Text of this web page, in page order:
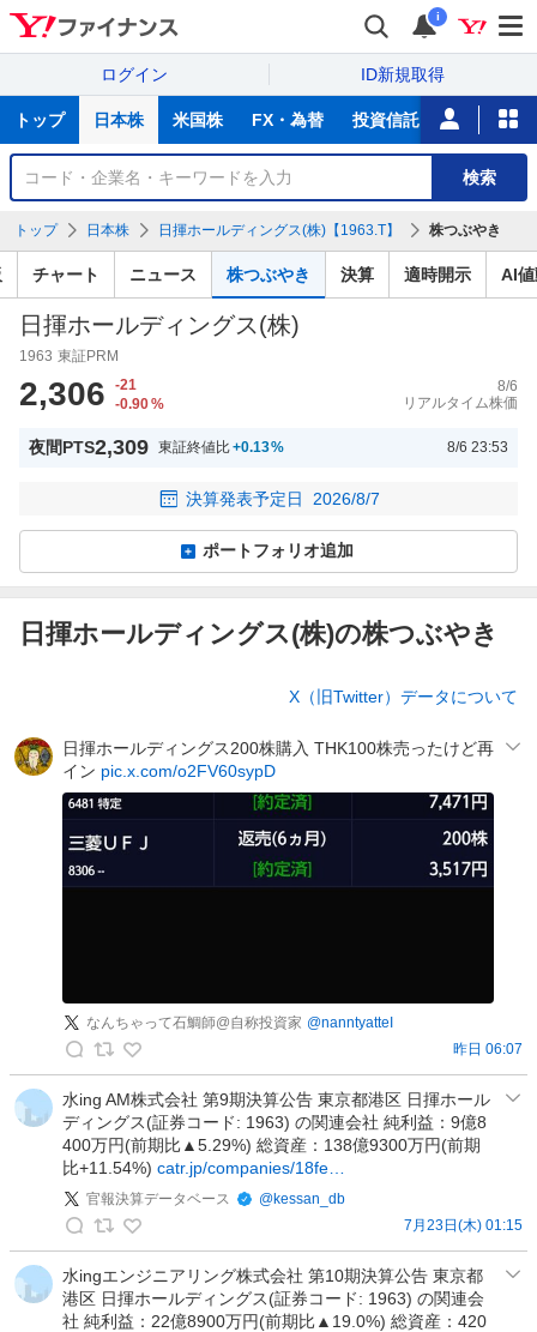
i
ログイン ID新規取得
サ
トップ 日本株 米国株 FX・為替 投資信託 ニュース
銘
検
検索
トップ 日本株 日揮ホールディングス(株)【1963.T】 株つぶやき
チャート ニュース 株つぶやき 決算 適時開示 AI
日揮ホールディングス(株)
1963 東証PRM
2,306
-21
-0.90%
8/6
リアルタイム株価
夜間PTS2,309 東証終値比+0.13% 8/6 23:53
決算発表予定日 2026/8/7
ポートフォリオ追加
日揮ホールディングス(株)の株つぶやき
や
X（旧Twitter）データについて
な
ん
ち
鯛
師
@
日揮ホールディングス200株購入 THK100株売ったけど再
イン pic.x.com/o2FV60sypD
なんちゃって石鯛師@自称投資家 @nanntyatteI
昨日 06:07
官
報
決
水ing AM株式会社 第9期決算公告 東京都港区 日揮ホール
ディングス(証券コード: 1963) の関連会社 純利益：9億8
400万円(前期比▲5.29%) 総資産：138億9300万円(前期
比+11.54%) catr.jp/companies/18fe…
官報決算データベース @kessan_db
7月23日(木) 01:15
水ingエンジニアリング株式会社 第10期決算公告 東京都
港区 日揮ホールディングス(証券コード: 1963) の関連会
社 純利益：22億8900万円(前期比▲19.0%) 総資産：420